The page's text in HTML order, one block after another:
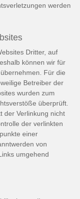
werden
Dritter, auf
können wir für
Für die
Betreiber der
wurden zum
überprüft.
der Verlinkung nicht
der verlinkten
einer
von
umgehend